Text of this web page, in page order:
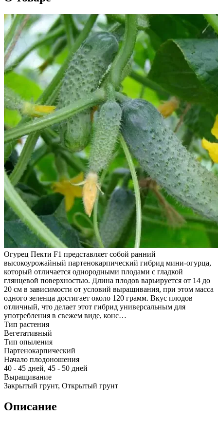
Огурец Пекти F1 представляет собой ранний
высокоурожайный партенокарпический гибрид мини-огурца,
который отличается однородными плодами с гладкой
глянцевой поверхностью. Длина плодов варьируется от 14 до
20 см в зависимости от условий выращивания, при этом масса
одного зеленца достигает около 120 грамм. Вкус плодов
отличный, что делает этот гибрид универсальным для
употребления в свежем виде, конс…
Тип растения
Вегетативный
Тип опыления
Партенокарпический
Начало плодоношения
40 - 45 дней, 45 - 50 дней
Выращивание
Закрытый грунт, Открытый грунт
Описание